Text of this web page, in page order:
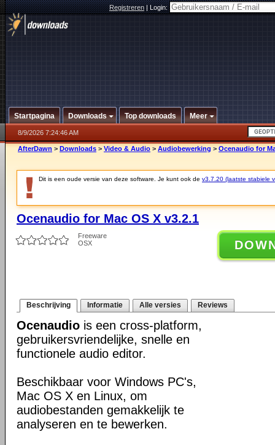
Registreren|Login:
Startpagina Downloads Top downloads Meer
8/9/2026 7:24:46 AM
AfterDawn > Downloads > Video & Audio > Audiobewerking > Ocenaudio for
Dit is een oude versie van deze software. Je kunt ook de v3.7.20 (laatste stabiele
Ocenaudio for Mac OS X v3.2.1
Freeware
OSX
Beschrijving Informatie Alle versies Reviews
Ocenaudio is een cross-platform,
gebruikersvriendelijke, snelle en
functionele audio editor.
Beschikbaar voor Windows PC's,
Mac OS X en Linux, om
audiobestanden gemakkelijk te
analyseren en te bewerken.